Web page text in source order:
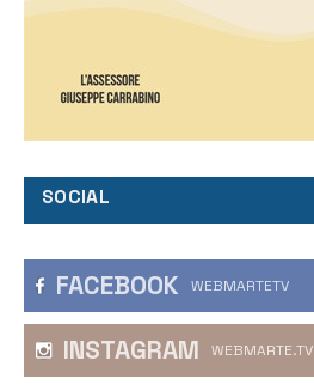
SOCIAL
FACEBOOK WEBMARTETV
INSTAGRAM WEBMARTE.TV